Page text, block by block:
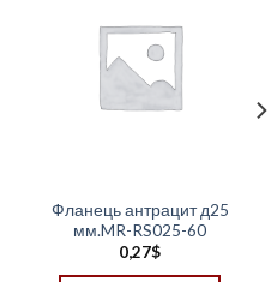
Фланець антрацит д25
мм.MR-RS025-60
0,27$